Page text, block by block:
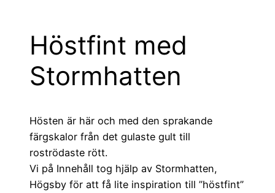
Höstfint med
Stormhatten
Hösten är här och med den sprakande
färgskalor från det gulaste gult till
roströdaste rött.
Vi på Innehåll tog hjälp av Stormhatten,
Högsby för att få lite inspiration till ”höstfint”